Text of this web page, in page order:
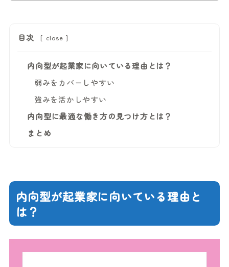
目次 [ close ]
内向型が起業家に向いている理由とは？
弱みをカバーしやすい
強みを活かしやすい
内向型に最適な働き方の見つけ方とは？
まとめ
内向型が起業家に向いている理由と
は？